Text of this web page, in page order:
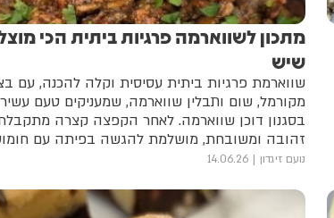
מתכון לשווארמה פרגיות ביתית הכי
שיש
שווארמת פרגיות ביתית עסיסית וקלה להכנה, עם
מקורמל, שום ותבלין שווארמה, שמעניקים טעם עשיר
בסגנון דוכן שווארמה. לאחר הקפצה קצרה
זהובה ומשובחת, מושלמת להגשה בפיתה עם
עמבה, סלט בצל וצ'יפס
נועם זיגדון 14.06.26